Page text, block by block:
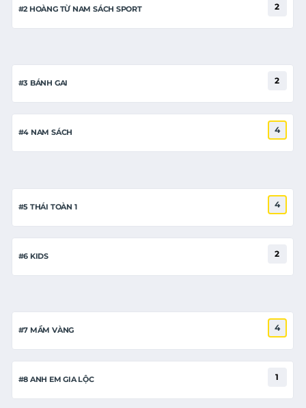
#2 HOÀNG TỪ NAM SÁCH SPORT 2
#3 BÁNH GAI 2
#4 NAM SÁCH 4
#5 THÁI TOÀN 1 4
#6 KIDS 2
#7 MẦM VÀNG 4
#8 ANH EM GIA LỘC 1